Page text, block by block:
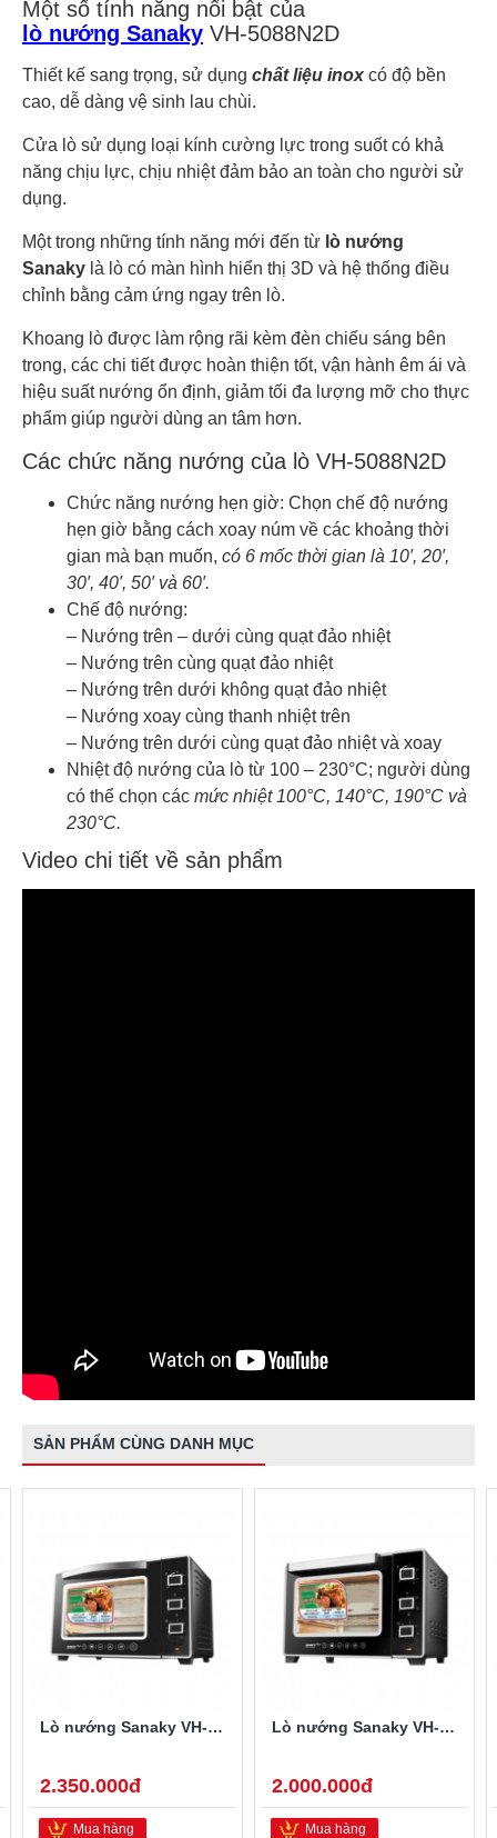
Một số tính năng nổi bật của
lò nướng Sanaky VH-5088N2D
Thiết kế sang trọng, sử dụng chất liệu inox có độ bền
cao, dễ dàng vệ sinh lau chùi.
Cửa lò sử dụng loại kính cường lực trong suốt có khả
năng chịu lực, chịu nhiệt đảm bảo an toàn cho người sử
dụng.
Một trong những tính năng mới đến từ lò nướng
Sanaky là lò có màn hình hiển thị 3D và hệ thống điều
chỉnh bằng cảm ứng ngay trên lò.
Khoang lò được làm rộng rãi kèm đèn chiếu sáng bên
trong, các chi tiết được hoàn thiện tốt, vận hành êm ái và
hiệu suất nướng ổn định, giảm tối đa lượng mỡ cho thực
phẩm giúp người dùng an tâm hơn.
Các chức năng nướng của lò VH-5088N2D
Chức năng nướng hẹn giờ: Chọn chế độ nướng
hẹn giờ bằng cách xoay núm về các khoảng thời
gian mà bạn muốn, có 6 mốc thời gian là 10′, 20′,
30′, 40′, 50′ và 60′.
Chế độ nướng:
– Nướng trên – dưới cùng quạt đảo nhiệt
– Nướng trên cùng quạt đảo nhiệt
– Nướng trên dưới không quạt đảo nhiệt
– Nướng xoay cùng thanh nhiệt trên
– Nướng trên dưới cùng quạt đảo nhiệt và xoay
Nhiệt độ nướng của lò từ 100 – 230°C; người dùng
có thể chọn các mức nhiệt 100°C, 140°C, 190°C và
230°C.
Video chi tiết về sản phẩm
SẢN PHẨM CÙNG DANH MỤC
Lò nướng Sanaky VH-5099S2D
2.350.000đ
Mua hàng
Lò nướng Sanaky VH-3599S2D
2.000.000đ
Mua hàng